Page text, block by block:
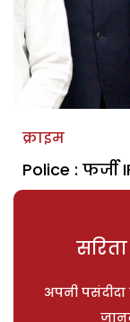
क्राइम
Police :
अपनी